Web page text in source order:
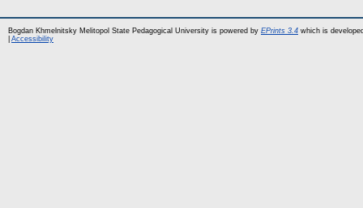
Bogdan Khmelnitsky Melitopol State Pedagogical University is powered by EPrints 3.4 which is
Accessibility